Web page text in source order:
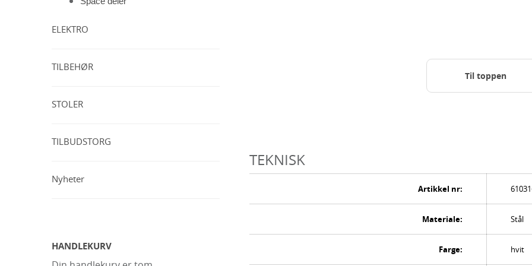
ELEKTRO
TILBEHØR
STOLER
TILBUDSTORG
Nyheter
HANDLEKURV
Til toppen
TEKNISK
Artikkel nr:
Materiale: Stål
Farge: hvit